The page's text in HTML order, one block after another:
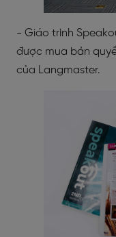
- Giáo trình
được mua bản
của Langmaster.